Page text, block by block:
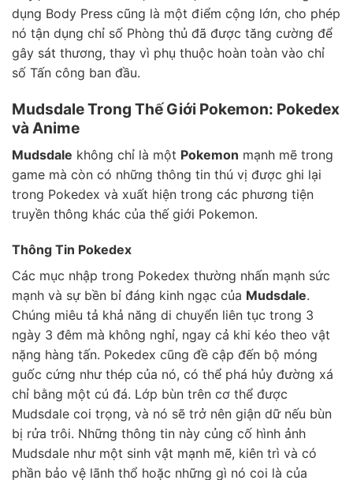
dụng Body Press cũng là một điểm cộng lớn, cho phép
nó tận dụng chỉ số Phòng thủ đã được tăng cường để
gây sát thương, thay vì phụ thuộc hoàn toàn vào chỉ
số Tấn công ban đầu.
Mudsdale Trong Thế Giới Pokemon: Pokedex
và Anime
Mudsdale không chỉ là một Pokemon mạnh mẽ trong
game mà còn có những thông tin thú vị được ghi lại
trong Pokedex và xuất hiện trong các phương tiện
truyền thông khác của thế giới Pokemon.
Thông Tin Pokedex
Các mục nhập trong Pokedex thường nhấn mạnh sức
mạnh và sự bền bỉ đáng kinh ngạc của Mudsdale.
Chúng miêu tả khả năng di chuyển liên tục trong 3
ngày 3 đêm mà không nghỉ, ngay cả khi kéo theo vật
nặng hàng tấn. Pokedex cũng đề cập đến bộ móng
guốc cứng như thép của nó, có thể phá hủy đường xá
chỉ bằng một cú đá. Lớp bùn trên cơ thể được
Mudsdale coi trọng, và nó sẽ trở nên giận dữ nếu bùn
bị rửa trôi. Những thông tin này củng cố hình ảnh
Mudsdale như một sinh vật mạnh mẽ, kiên trì và có
phần bảo vệ lãnh thổ hoặc những gì nó coi là của